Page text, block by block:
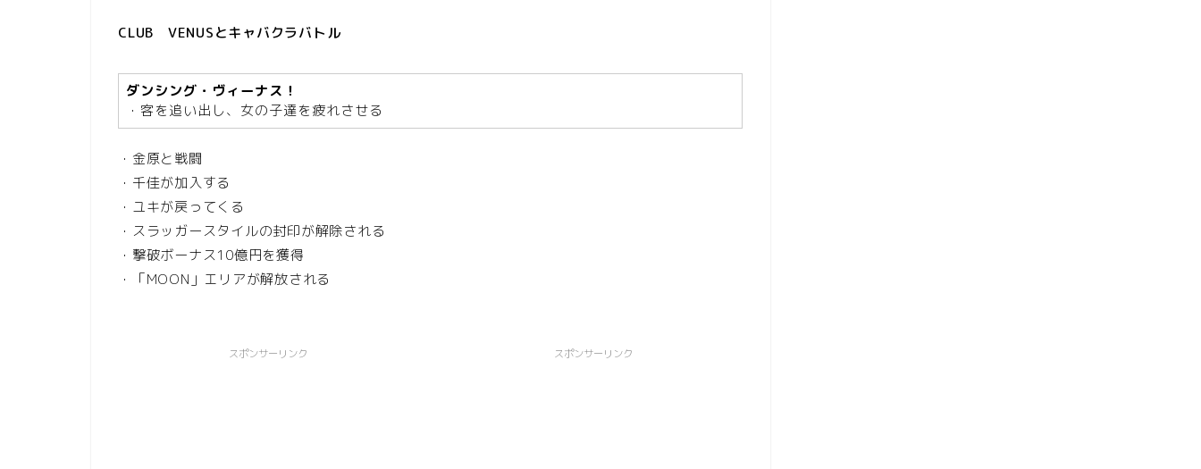
CLUB VENUSとキャバクラバトル
ダンシング・ヴィーナス！
・客を追い出し、女の子達を疲れさせる
・金原と戦闘
・千佳が加入する
・ユキが戻ってくる
・スラッガースタイルの封印が解除される
・撃破ボーナス10億円を獲得
・「MOON」エリアが解放される
スポンサーリンク スポンサーリンク